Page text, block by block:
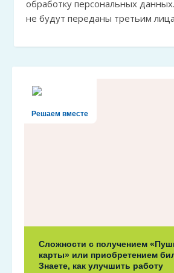
обработку персональных
не будут переданы третьим
Решаем вместе
Сложности с получением
карты» или приобретением
Знаете, как улучшить работу